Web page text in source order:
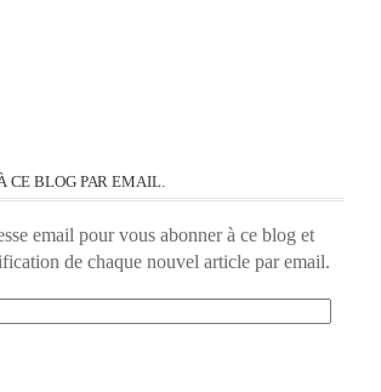
CE BLOG PAR EMAIL.
email pour vous abonner à ce blog et
de chaque nouvel article par email.